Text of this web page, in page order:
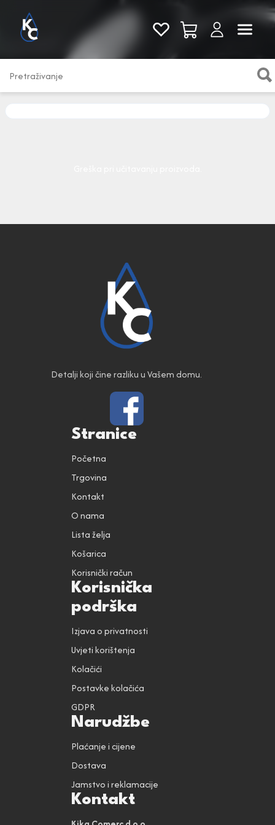
Pogledaj sve
Detalji koji čine razliku u Vašem domu.
Stranice
Početna
Trgovina
Kontakt
O nama
Lista želja
Košarica
Korisnički račun
Korisnička
podrška
Izjava o privatnosti
Uvjeti korištenja
Kolačići
Postavke kolačića
GDPR
Narudžbe
Plaćanje i cijene
Dostava
Jamstvo i reklamacije
Kontakt